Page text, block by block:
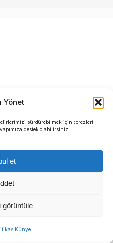
Yönet
sürdürebilmek için çerezleri
destek olabilirsiniz.
et
görüntüle
Künye